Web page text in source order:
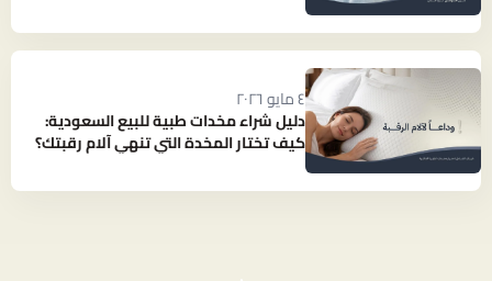
٤ مايو ٢٠٢٦
دليل شراء مخدات طبية للبيع السعودية:
كيف تختار المخدة التي تنهي آلام رقبتك؟